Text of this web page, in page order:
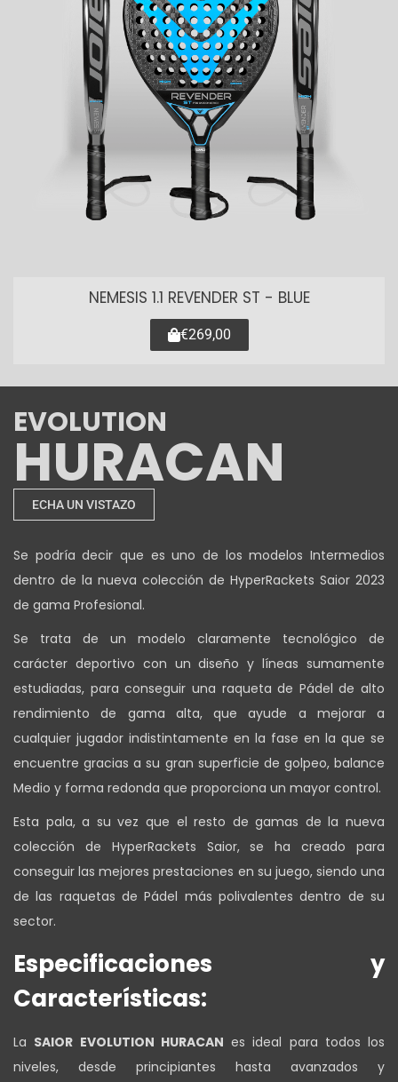
NEMESIS 1.1 REVENDER ST - BLUE
€269,00
EVOLUTION
HURACAN
ECHA UN VISTAZO
Se podría decir que es uno de los modelos Intermedios
dentro de la nueva colección de HyperRackets Saior 2023
de gama Profesional.
Se trata de un modelo claramente tecnológico de
carácter deportivo con un diseño y líneas sumamente
estudiadas, para conseguir una raqueta de Pádel de alto
rendimiento de gama alta, que ayude a mejorar a
cualquier jugador indistintamente en la fase en la que se
encuentre gracias a su gran superficie de golpeo, balance
Medio y forma redonda que proporciona un mayor control.
Esta pala, a su vez que el resto de gamas de la nueva
colección de HyperRackets Saior, se ha creado para
conseguir las mejores prestaciones en su juego, siendo una
de las raquetas de Pádel más polivalentes dentro de su
sector.
Especificaciones y
Características:
La SAIOR EVOLUTION HURACAN es ideal para todos los
niveles, desde principiantes hasta avanzados y